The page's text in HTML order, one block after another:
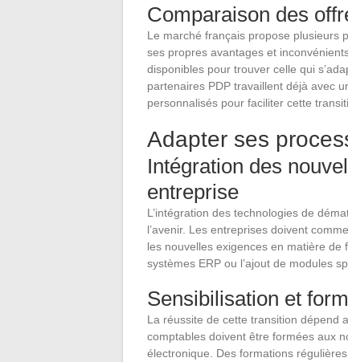
Comparaison des
Le marché français propose plusieurs
ses propres avantages et
disponibles pour trouver celle qui
partenaires PDP travaillent déjà avec
personnalisés pour faciliter cette
Adapter ses
Intégration des
entreprise
L’intégration des technologies de
l’avenir. Les entreprises doivent
les nouvelles exigences en matière de
systèmes ERP ou l’ajout de modules
Sensibilisation et
La réussite de cette transition dépend
comptables doivent être formées aux
électronique. Des formations